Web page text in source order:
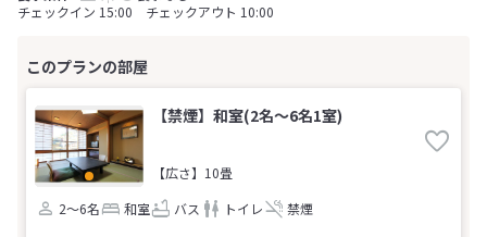
チェックイン 15:00 チェックアウト 10:00
【禁煙】和室(2名～6名1室)
【広さ】10畳
2～6名
和室 バス トイレ 禁煙